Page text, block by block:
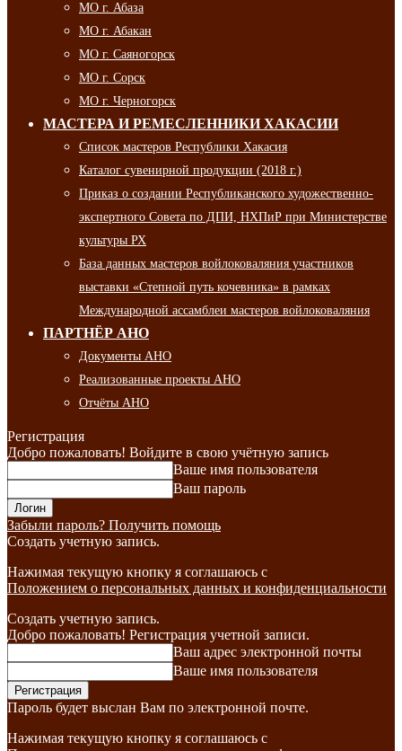
МО г. Абаза
МО г. Абакан
МО г. Саяногорск
МО г. Сорск
МО г. Черногорск
МАСТЕРА И РЕМЕСЛЕННИКИ ХАКАСИИ
Список мастеров Республики Хакасия
Каталог сувенирной продукции (2018 г.)
Приказ о создании Республиканского художественно-
экспертного Совета по ДПИ, НХПиР при Министерстве
культуры РХ
База данных мастеров войлоковаляния участников
выставки «Степной путь кочевника» в рамках
Международной ассамблеи мастеров войлоковаляния
ПАРТНЁР АНО
Документы АНО
Реализованные проекты АНО
Отчёты АНО
Регистрация
Добро пожаловать! Войдите в свою учётную запись
Ваше имя пользователя
Ваш пароль
Забыли пароль? Получить помощь
Создать учетную запись.
Нажимая текущую кнопку я соглашаюсь с
Положением о персональных данных и конфиденциальности
Создать учетную запись.
Добро пожаловать! Регистрация учетной записи.
Ваш адрес электронной почты
Ваше имя пользователя
Пароль будет выслан Вам по электронной почте.
Нажимая текущую кнопку я соглашаюсь с